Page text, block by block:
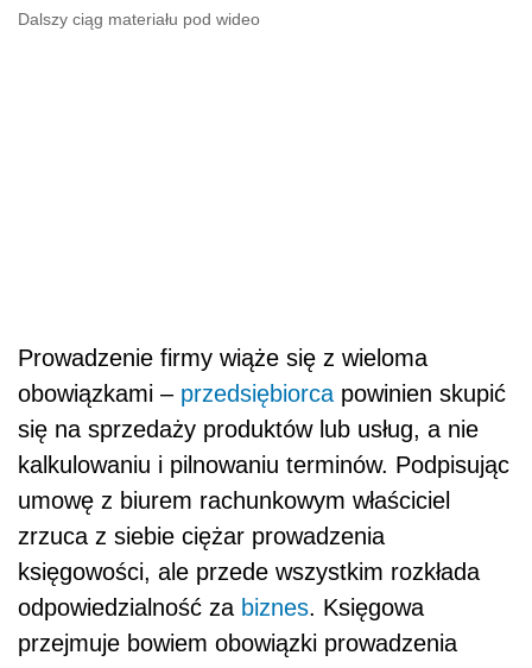
Dalszy ciąg materiału pod wideo
Prowadzenie firmy wiąże się z wieloma
obowiązkami – przedsiębiorca powinien skupić
się na sprzedaży produktów lub usług, a nie
kalkulowaniu i pilnowaniu terminów. Podpisując
umowę z biurem rachunkowym właściciel
zrzuca z siebie ciężar prowadzenia
księgowości, ale przede wszystkim rozkłada
odpowiedzialność za biznes. Księgowa
przejmuje bowiem obowiązki prowadzenia